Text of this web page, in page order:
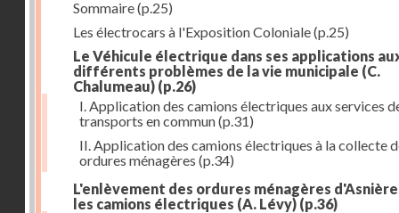
Sommaire(p.25)
Les électrocars à l'Exposition Coloniale(p.25)
Le Véhicule électrique dans ses applications
différents problèmes de la vie municipale (C.
Chalumeau) (p.26)
I. Application des camions électriques aux services
transports en commun(p.31)
II. Application des camions électriques à la collecte
ordures ménagères (p.34)
L'enlèvement des ordures ménagères
les camions électriques (A. Lévy) (p.36)